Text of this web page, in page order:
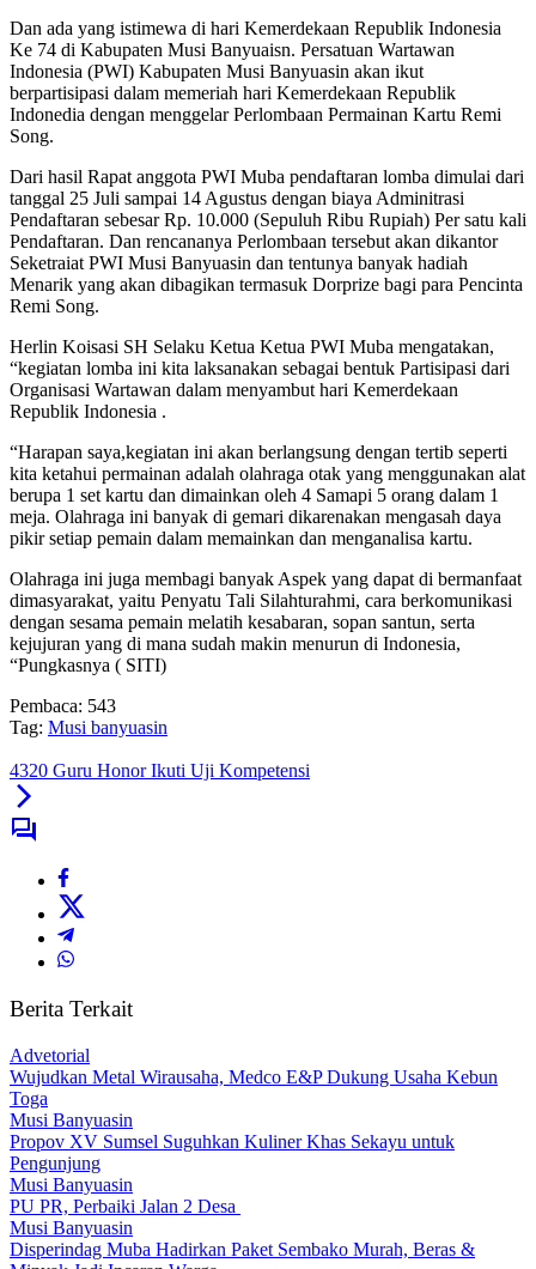
Dan ada yang istimewa di hari Kemerdekaan Republik Indonesia
Ke 74 di Kabupaten Musi Banyuaisn. Persatuan Wartawan
Indonesia (PWI) Kabupaten Musi Banyuasin akan ikut
berpartisipasi dalam memeriah hari Kemerdekaan Republik
Indonedia dengan menggelar Perlombaan Permainan Kartu Remi
Song.
Dari hasil Rapat anggota PWI Muba pendaftaran lomba dimulai dari
tanggal 25 Juli sampai 14 Agustus dengan biaya Adminitrasi
Pendaftaran sebesar Rp. 10.000 (Sepuluh Ribu Rupiah) Per satu kali
Pendaftaran. Dan rencananya Perlombaan tersebut akan dikantor
Seketraiat PWI Musi Banyuasin dan tentunya banyak hadiah
Menarik yang akan dibagikan termasuk Dorprize bagi para Pencinta
Remi Song.
Herlin Koisasi SH Selaku Ketua Ketua PWI Muba mengatakan,
“kegiatan lomba ini kita laksanakan sebagai bentuk Partisipasi dari
Organisasi Wartawan dalam menyambut hari Kemerdekaan
Republik Indonesia .
“Harapan saya,kegiatan ini akan berlangsung dengan tertib seperti
kita ketahui permainan adalah olahraga otak yang menggunakan alat
berupa 1 set kartu dan dimainkan oleh 4 Samapi 5 orang dalam 1
meja. Olahraga ini banyak di gemari dikarenakan mengasah daya
pikir setiap pemain dalam memainkan dan menganalisa kartu.
Olahraga ini juga membagi banyak Aspek yang dapat di bermanfaat
dimasyarakat, yaitu Penyatu Tali Silahturahmi, cara berkomunikasi
dengan sesama pemain melatih kesabaran, sopan santun, serta
kejujuran yang di mana sudah makin menurun di Indonesia,
“Pungkasnya ( SITI)
Pembaca: 543
Tag: Musi banyuasin
4320 Guru Honor Ikuti Uji Kompetensi
Berita Terkait
Advetorial
Wujudkan Metal Wirausaha, Medco E&P Dukung Usaha Kebun
Toga
Musi Banyuasin
Propov XV Sumsel Suguhkan Kuliner Khas Sekayu untuk
Pengunjung
Musi Banyuasin
PU PR, Perbaiki Jalan 2 Desa
Musi Banyuasin
Disperindag Muba Hadirkan Paket Sembako Murah, Beras &